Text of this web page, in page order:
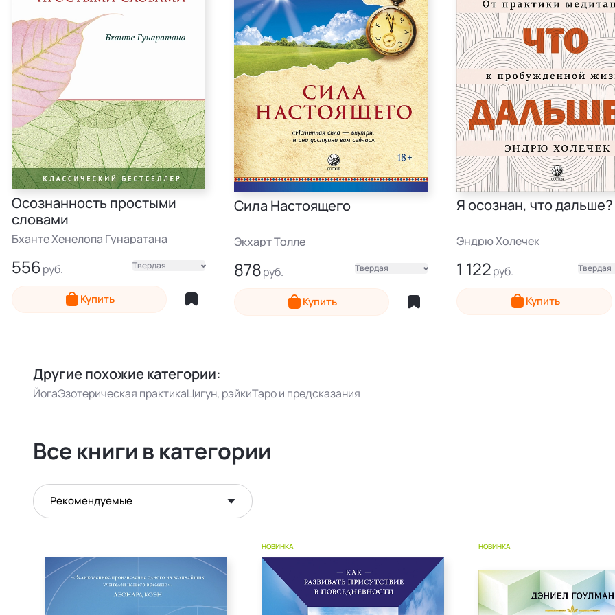
Осознанность простыми
словами
Бханте Хенелопа Гунаратана
556 Твердая
Электронная
Купить
Сила Настоящего
Экхарт Толле
878 Твердая
Мягкая
ЭлектроннаяКупить
Я осознан, что дальше?
Эндрю Холечек
1 122 Твердая
Электронная
Купить
Другие похожие категории:
ЙогаЭзотерическая практикаЦигун, рэйкиТаро и предсказания
Все книги в категории
Рекомендуемые
НОВИНКА НОВИНКА